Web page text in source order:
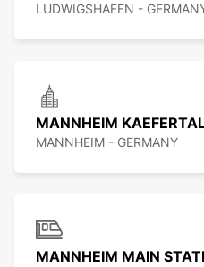
LUDWIGSHAFEN -
MANNHEIM
MANNHEIM - GERMANY
MANNHEIM MAIN